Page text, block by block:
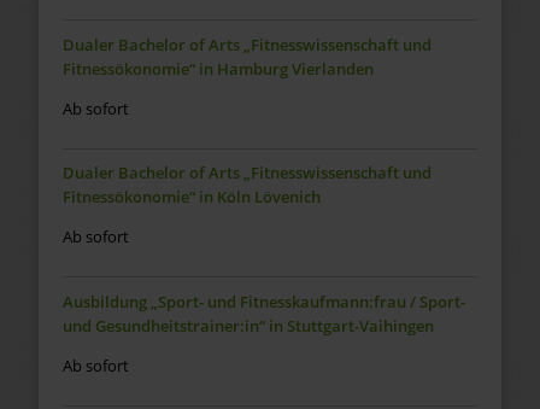
Dualer Bachelor of Arts „Fitnesswissenschaft und
Fitnessökonomie“ in Hamburg Vierlanden
Ab sofort
Dualer Bachelor of Arts „Fitnesswissenschaft und
Fitnessökonomie“ in Köln Lövenich
Ab sofort
Ausbildung „Sport- und Fitnesskaufmann:frau / Sport-
und Gesundheitstrainer:in“ in Stuttgart-Vaihingen
Ab sofort